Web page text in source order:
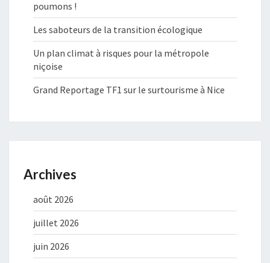
poumons !
Les saboteurs de la transition écologique
Un plan climat à risques pour la métropole
niçoise
Grand Reportage TF1 sur le surtourisme à Nice
Archives
août 2026
juillet 2026
juin 2026